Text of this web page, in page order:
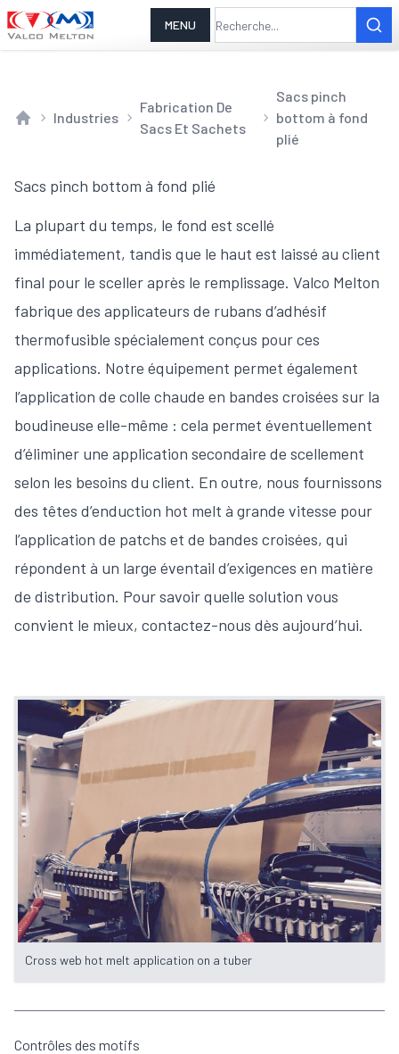
MENU
Industries
Fabrication De
Sacs Et Sachets
Sacs pinch
bottom à fond
plié
Sacs pinch bottom à fond plié
La plupart du temps, le fond est scellé
immédiatement, tandis que le haut est laissé au client
final pour le sceller après le remplissage. Valco Melton
fabrique des applicateurs de rubans d’adhésif
thermofusible spécialement conçus pour ces
applications. Notre équipement permet également
l’application de colle chaude en bandes croisées sur la
boudineuse elle-même : cela permet éventuellement
d’éliminer une application secondaire de scellement
selon les besoins du client. En outre, nous fournissons
des têtes d’enduction hot melt à grande vitesse pour
l’application de patchs et de bandes croisées, qui
répondent à un large éventail d’exigences en matière
de distribution. Pour savoir quelle solution vous
convient le mieux, contactez-nous dès aujourd’hui.
Cross web hot melt application on a tuber
Contrôles des motifs